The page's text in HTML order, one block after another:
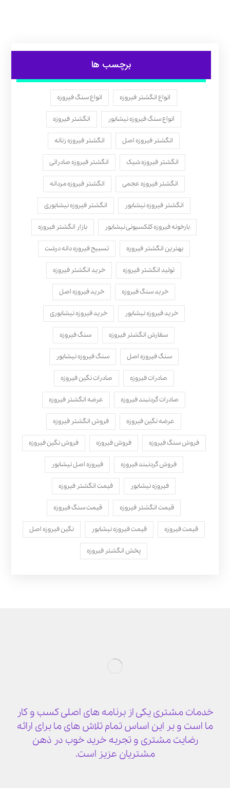
برچسب ها
انواع انگشتر فیروزه انواع سنگ فیروزه
انواع سنگ فیروزه نیشابور انگشتر فیروزه
انگشتر فیروزه اصل انگشتر فیروزه زنانه
انگشتر فیروزه شیک انگشتر فیروزه صادراتی
انگشتر فیروزه عجمی انگشتر فیروزه مردانه
انگشتر فیروزه نیشابور انگشتر فیروزه نیشابوری
بارخونه فیروزه کلکسیونی نیشابور بازار انگشتر فیروزه
بهترین انگشتر فیروزه تسبیح فیروزه دانه درشت
تولید انگشتر فیروزه خرید انگشتر فیروزه
خرید سنگ فیروزه خرید فیروزه اصل
خرید فیروزه نیشابور خرید فیروزه نیشابوری
سفارش انگشتر فیروزه سنگ فیروزه
سنگ فیروزه اصل سنگ فیروزه نیشابور
صادرات فیروزه صادرات نگین فیروزه
صادرات گردنبند فیروزه عرضه انگشتر فیروزه
عرضه نگین فیروزه فروش انگشتر فیروزه
فروش سنگ فیروزه فروش فیروزه فروش نگین فیروزه
فروش گردنبند فیروزه فیروزه اصل نیشابور
فیروزه نیشابور قیمت انگشتر فیروزه
قیمت انگشتر فیروزه قیمت سنگ فیروزه
قیمت فیروزه قیمت فیروزه نیشابور نگین فیروزه اصل
پخش انگشتر فیروزه
خدمات مشتری یکی از برنامه های اصلی کسب و کار
ما است و بر این اساس تمام تلاش های ما برای ارائه
رضایت مشتری و تجربه خرید خوب در ذهن
مشتریان عزیز است.